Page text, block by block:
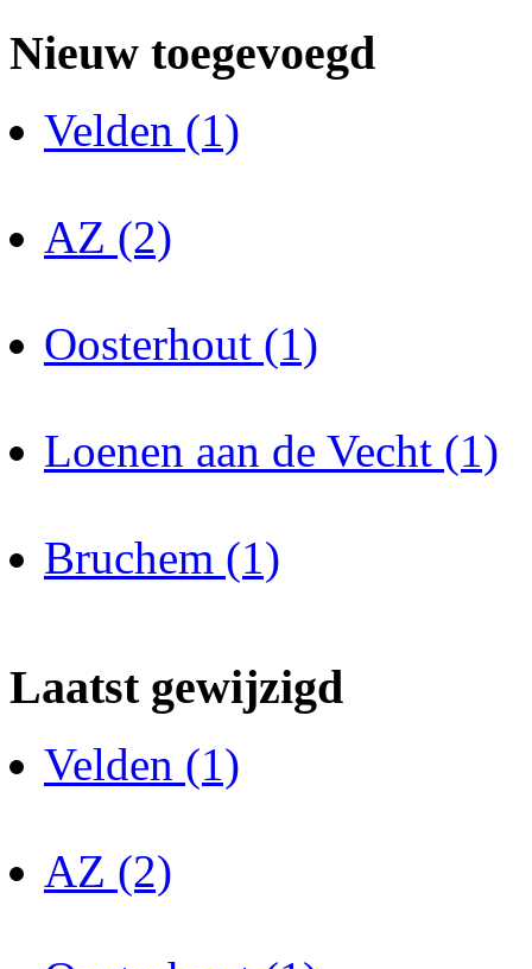
Nieuw toegevoegd
Velden (1)
AZ (2)
Oosterhout (1)
Loenen aan de Vecht (1)
Bruchem (1)
Laatst gewijzigd
Velden (1)
AZ (2)